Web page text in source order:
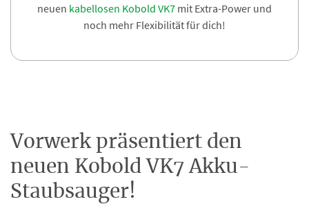
neuen kabellosen Kobold VK7 mit Extra-Power und
noch mehr Flexibilität für dich!
Vorwerk präsentiert den
neuen Kobold VK7 Akku-
Staubsauger!